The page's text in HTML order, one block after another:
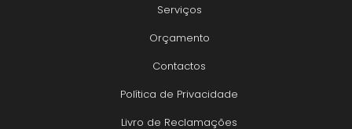
Serviços
Orçamento
Contactos
Política de Privacidade
Livro de Reclamações